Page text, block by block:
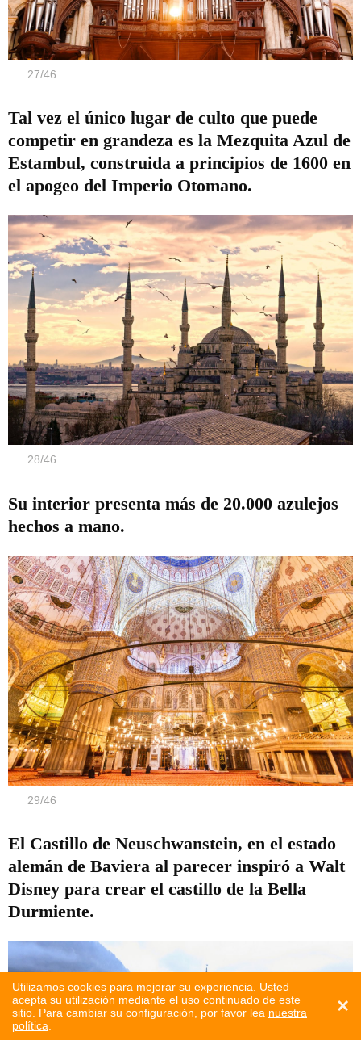
Utilizamos cookies para mejorar su experiencia. Usted
acepta su utilización mediante el uso continuado de este
sitio. Para cambiar su configuración, por favor lea nuestra
política
×
27/46
Tal vez el único lugar de culto que puede
competir en grandeza es la Mezquita Azul de
Estambul, construida a principios de 1600 en
el apogeo del Imperio Otomano.
28/46
Su interior presenta más de 20.000 azulejos
hechos a mano.
29/46
El Castillo de Neuschwanstein, en el estado
alemán de Baviera al parecer inspiró a Walt
Disney para crear el castillo de la Bella
Durmiente.